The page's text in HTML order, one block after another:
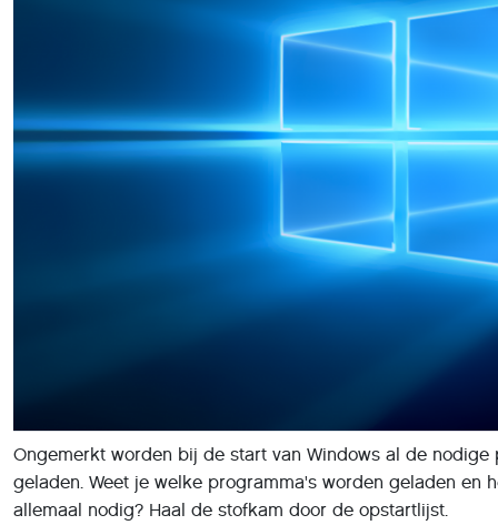
Ongemerkt worden bij de start van Windows al de nodige
geladen. Weet je welke programma's worden geladen en
allemaal nodig? Haal de stofkam door de opstartlijst.